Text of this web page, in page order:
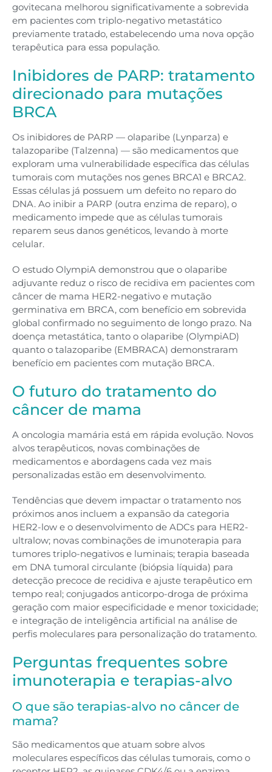
govitecana melhorou significativamente a sobrevida
em pacientes com triplo-negativo metastático
previamente tratado, estabelecendo uma nova opção
terapêutica para essa população.
Inibidores de PARP: tratamento
direcionado para mutações
BRCA
Os inibidores de PARP — olaparibe (Lynparza) e
talazoparibe (Talzenna) — são medicamentos que
exploram uma vulnerabilidade específica das células
tumorais com mutações nos genes BRCA1 e BRCA2.
Essas células já possuem um defeito no reparo do
DNA. Ao inibir a PARP (outra enzima de reparo), o
medicamento impede que as células tumorais
reparem seus danos genéticos, levando à morte
celular.
O estudo OlympiA demonstrou que o olaparibe
adjuvante reduz o risco de recidiva em pacientes com
câncer de mama HER2-negativo e mutação
germinativa em BRCA, com benefício em sobrevida
global confirmado no seguimento de longo prazo. Na
doença metastática, tanto o olaparibe (OlympiAD)
quanto o talazoparibe (EMBRACA) demonstraram
benefício em pacientes com mutação BRCA.
O futuro do tratamento do
câncer de mama
A oncologia mamária está em rápida evolução. Novos
alvos terapêuticos, novas combinações de
medicamentos e abordagens cada vez mais
personalizadas estão em desenvolvimento.
Tendências que devem impactar o tratamento nos
próximos anos incluem a expansão da categoria
HER2-low e o desenvolvimento de ADCs para HER2-
ultralow; novas combinações de imunoterapia para
tumores triplo-negativos e luminais; terapia baseada
em DNA tumoral circulante (biópsia líquida) para
detecção precoce de recidiva e ajuste terapêutico em
tempo real; conjugados anticorpo-droga de próxima
geração com maior especificidade e menor toxicidade;
e integração de inteligência artificial na análise de
perfis moleculares para personalização do tratamento.
Perguntas frequentes sobre
imunoterapia e terapias-alvo
O que são terapias-alvo no câncer de
mama?
São medicamentos que atuam sobre alvos
moleculares específicos das células tumorais, como o